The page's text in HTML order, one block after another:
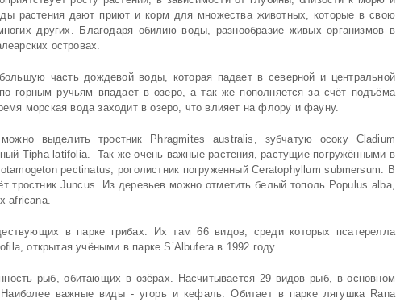
растения дают приют и корм для множества животных, которые в свою
других. Благодаря обилию воды, разнообразие живых организмов в
островах.
часть дождевой воды, которая падает в северной и центральной
горным ручьям впадает в озеро, а так же пополняется за счёт подъёма
морская вода заходит в озеро, что влияет на флору и фауну.
выделить тростник Phragmites australis, зубчатую осоку Cladium
Tipha latifolia. Так же очень важные растения, растущие погружёнными в
pectinatus; роголистник погруженный Ceratophyllum submersum. В
тростник Juncus. Из деревьев можно отметить белый тополь Populus alba,
africana.
в парке грибах. Их там 66 видов, среди которых псатерелла
открытая учёными в парке S’Albufera в 1992 году.
рыб, обитающих в озёрах. Насчитывается 29 видов рыб, в основном
Наиболее важные виды - угорь и кефаль. Обитает в парке лягушка Rana